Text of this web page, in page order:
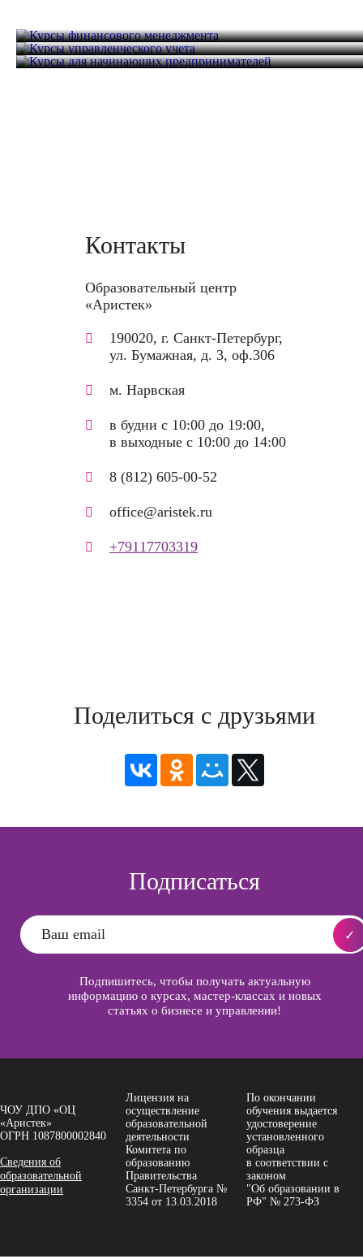
32 часа 41 200 руб.
Курсы управленческого учета
Курсы для начинающих предпринимателей
Контакты
Образовательный центр
«Аристек»
190020, г. Санкт-Петербург,
ул. Бумажная, д. 3, оф.306
м. Нарвская
в будни с 10:00 до 19:00,
в выходные с 10:00 до 14:00
8 (812) 605-00-52
office@aristek.ru
+79117703319
Поделиться с друзьями
Подписаться
Подпишитесь, чтобы получать актуальную
информацию о курсах, мастер-классах и новых
статьях о бизнесе и управлении!
ЧОУ ДПО «ОЦ
«Аристек»
ОГРН 1087800002840
Сведения об
образовательной
организации
Лицензия на
осуществление
образовательной
деятельности
Комитета по
образованию
Правительства
Санкт-Петербурга №
3354 от 13.03.2018
По окончании
обучения выдается
удостоверение
установленного
образца
в соответствии с
законом
"Об образовании в
РФ" № 273-ФЗ